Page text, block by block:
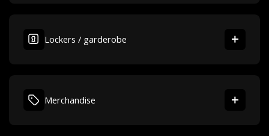
Lockers / garderobe
Merchandise